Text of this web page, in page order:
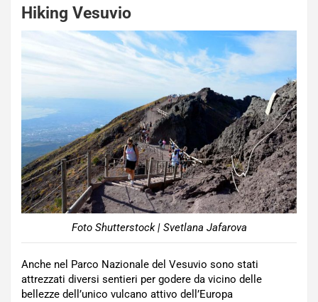
Hiking Vesuvio
Foto Shutterstock | Svetlana Jafarova
Anche nel Parco Nazionale del Vesuvio sono stati
attrezzati diversi sentieri per godere da vicino delle
bellezze dell’unico vulcano attivo dell’Europa